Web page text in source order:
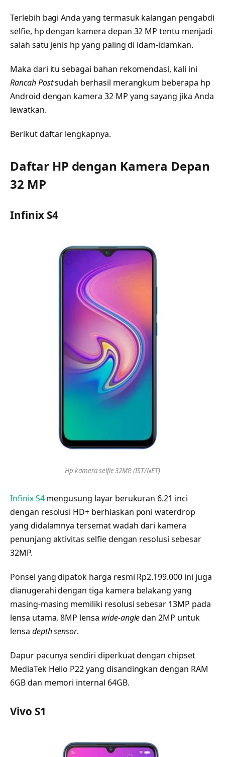
Terlebih bagi Anda yang termasuk kalangan pengabdi
selfie, hp dengan kamera depan 32 MP tentu menjadi
salah satu jenis hp yang paling di idam-idamkan.
Maka dari itu sebagai bahan rekomendasi, kali ini
Rancah Postsudah berhasil merangkum beberapa hp
Android dengan kamera 32 MP yang sayang jika Anda
lewatkan.
Berikut daftar lengkapnya.
Daftar HP dengan Kamera Depan
32 MP
Infinix S4
Hp kamera selfie 32MP. (IST/NET)
Infinix S4mengusung layar berukuran 6.21 inci
dengan resolusi HD+ berhiaskan poni waterdrop
yang didalamnya tersemat wadah dari kamera
penunjang aktivitas selfie dengan resolusi sebesar
32MP.
Ponsel yang dipatok harga resmi Rp2.199.000 ini juga
dianugerahi dengan tiga kamera belakang yang
masing-masing memiliki resolusi sebesar 13MP pada
lensa utama, 8MP lensa wide-angledan 2MP untuk
lensa depth sensor.
Dapur pacunya sendiri diperkuat dengan chipset
MediaTek Helio P22 yang disandingkan dengan RAM
6GB dan memori internal 64GB.
Vivo S1